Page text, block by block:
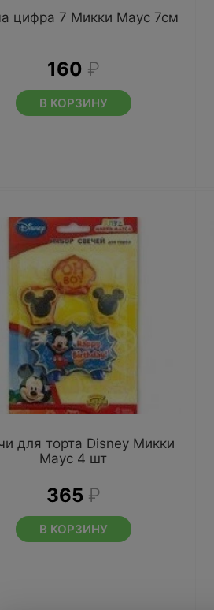
цифра 7 Микки Маус 7см
160 ₽
В КОРЗИНУ
для торта Disney Микки
Маус 4 шт
365 ₽
В КОРЗИНУ